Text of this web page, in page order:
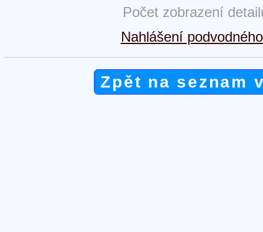
Počet zobrazení
Nahlášení
Zpět na seznam